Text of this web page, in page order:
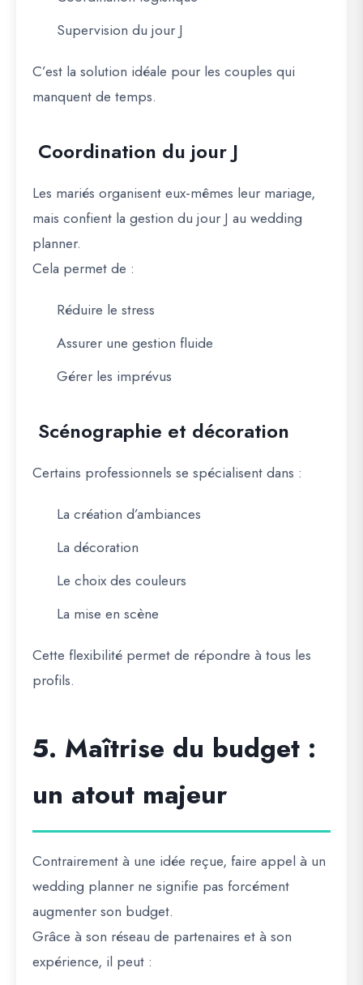
Supervision du jour J
C’est la solution idéale pour les couples qui
manquent de temps.
Coordination du jour J
Les mariés organisent eux-mêmes leur mariage,
mais confient la gestion du jour J au wedding
planner.
Cela permet de :
Réduire le stress
Assurer une gestion fluide
Gérer les imprévus
Scénographie et décoration
Certains professionnels se spécialisent dans :
La création d’ambiances
La décoration
Le choix des couleurs
La mise en scène
Cette flexibilité permet de répondre à tous les
profils.
5. Maîtrise du budget :
un atout majeur
Contrairement à une idée reçue, faire appel à un
wedding planner ne signifie pas forcément
augmenter son budget.
Grâce à son réseau de partenaires et à son
expérience, il peut :